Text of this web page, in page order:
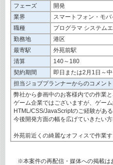
フェーズ
開発
業界
スマートフォン・モ
職種
プログラマ システム
勤務地
港区
最寄駅
外苑前駅
清算
140～180
契約期間
即日または2月1日～
担当ジョブプランナーからのコメント
弊社から参画中のお客様内での作業と
ゲーム企業ではございますが、ゲー
HTML/CSS/JavaScriptのご経験があ
今後開発方面の幅を広げていきたい
外苑前近くの綺麗なオフィスで作業す
※本案件の再配信・媒体への掲載は